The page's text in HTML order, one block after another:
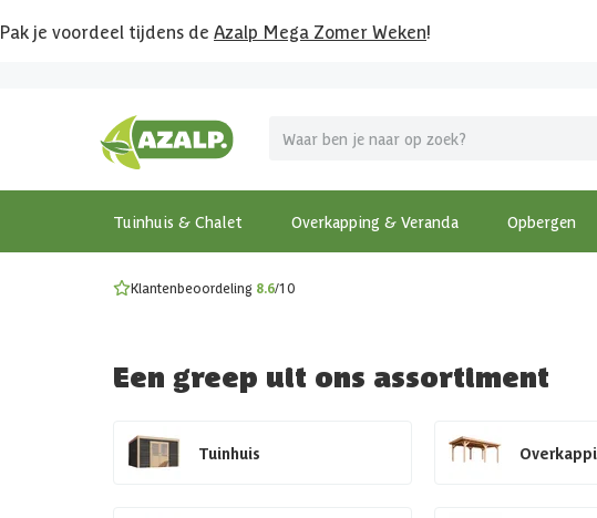
Pak je voordeel tijdens de Azalp Mega Zomer Weken!
Tuinhuis & Chalet Overkapping & Veranda Opbergen
MEGA zomer kortingen op overkappingen en tuinhuizen!
Bekijk de actiemodellen
Gratis wandplankset
Ontdek onze metalen overkappingen
Klantenbeoordeling 8.6/10
Een greep uit ons assortiment
Tuinhuis